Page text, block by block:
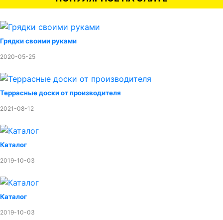
Грядки своими руками
2020-05-25
Террасные доски от производителя
2021-08-12
Каталог
2019-10-03
Каталог
2019-10-03